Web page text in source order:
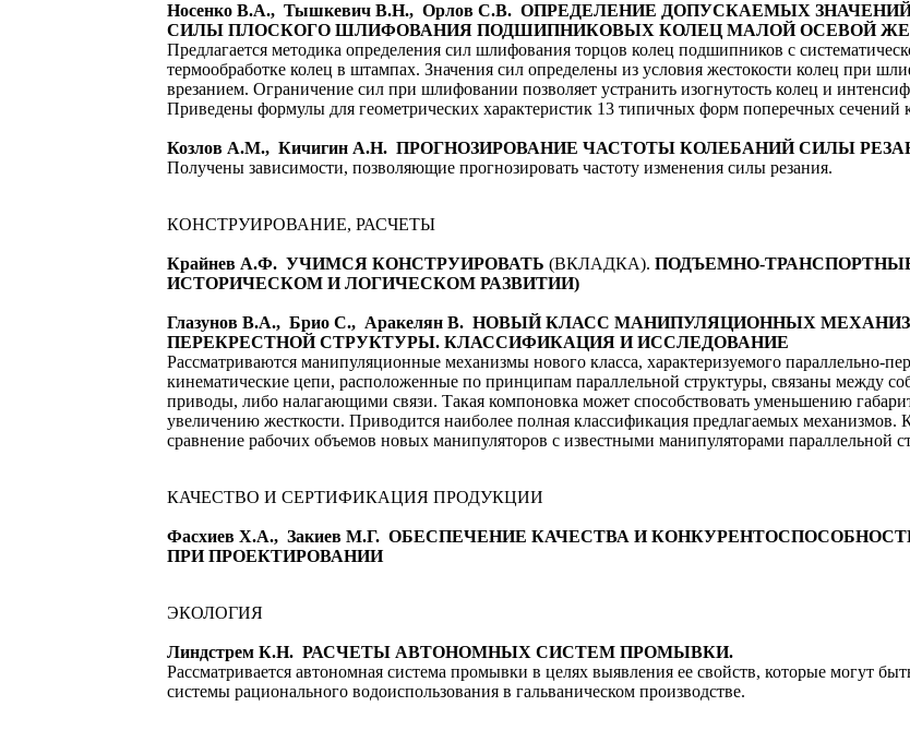
Носенко В.А., Тышкевич В.Н., Орлов С.В. ОПРЕДЕЛЕНИЕ ДОПУСКАЕМЫХ
СИЛЫ ПЛОСКОГО ШЛИФОВАНИЯ ПОДШИПНИКОВЫХ КОЛЕЦ МАЛОЙ ОСЕВОЙ
Предлагается методика определения сил шлифования торцов колец подшипников с
термообработке колец в штампах. Значения сил определены из условия жестокости колец при
врезанием. Ограничение сил при шлифовании позволяет устранить изогнутость колец и
Приведены формулы для геометрических характеристик 13 типичных форм поперечных сечений
Козлов А.М., Кичигин А.Н. ПРОГНОЗИРОВАНИЕ ЧАСТОТЫ КОЛЕБАНИЙ СИЛЫ
Получены зависимости, позволяющие прогнозировать частоту изменения силы резания.
КОНСТРУИРОВАНИЕ, РАСЧЕТЫ
Крайнев А.Ф. УЧИМСЯ КОНСТРУИРОВАТЬ (ВКЛАДКА). ПОДЪЕМНО-
ИСТОРИЧЕСКОМ И ЛОГИЧЕСКОМ РАЗВИТИИ)
Глазунов В.А., Брио С., Аракелян В. НОВЫЙ КЛАСС МАНИПУЛЯЦИОННЫХ
ПЕРЕКРЕСТНОЙ СТРУКТУРЫ. КЛАССИФИКАЦИЯ И ИССЛЕДОВАНИЕ
Рассматриваются манипуляционные механизмы нового класса, характеризуемого параллельно-
кинематические цепи, расположенные по принципам параллельной структуры, связаны между
приводы, либо налагающими связи. Такая компоновка может способствовать уменьшению
увеличению жесткости. Приводится наиболее полная классификация предлагаемых механизмов.
сравнение рабочих объемов новых манипуляторов с известными манипуляторами параллельной
КАЧЕСТВО И СЕРТИФИКАЦИЯ ПРОДУКЦИИ
Фасхиев Х.А., Закиев М.Г. ОБЕСПЕЧЕНИЕ КАЧЕСТВА И
ПРИ ПРОЕКТИРОВАНИИ
ЭКОЛОГИЯ
Линдстрем К.Н. РАСЧЕТЫ АВТОНОМНЫХ СИСТЕМ ПРОМЫВКИ.
Рассматривается автономная система промывки в целях выявления ее свойств, которые могут
системы рационального водоиспользования в гальваническом производстве.